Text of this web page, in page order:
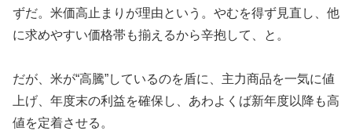
ずだ。米価高止まりが理由という。やむを得ず見直し、他
に求めやすい価格帯も揃えるから辛抱して、と。
だが、米が“高騰”しているのを盾に、主力商品を一気に値
上げ、年度末の利益を確保し、あわよくば新年度以降も高
値を定着させる。